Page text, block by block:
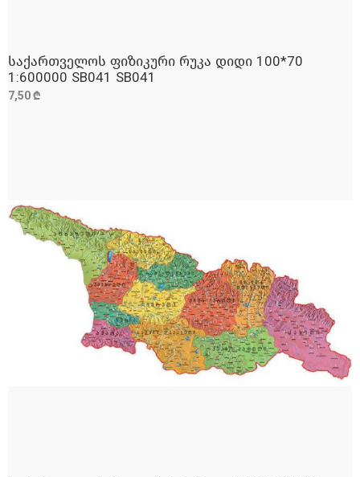
ᲓᲐᲛᲐᲢᲔᲑᲐ
საქართველოს ფიზიკური რუკა დიდი 100*70
1:600000 SB041 SB041
7,50 ₾